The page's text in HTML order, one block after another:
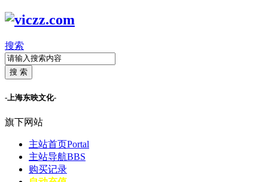
搜索
搜 索
-上海东映文化-
旗下网站
主站首页Portal
主站导航BBS
购买记录